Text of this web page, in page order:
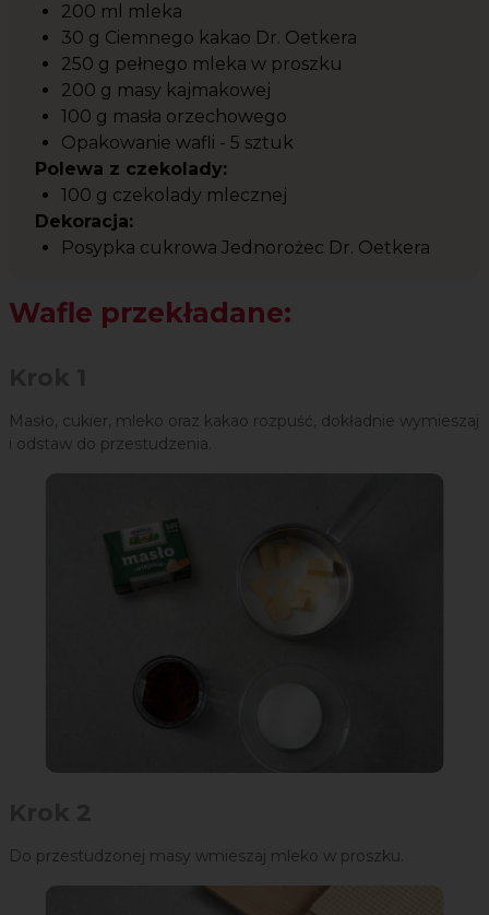
200 ml mleka
30 g Ciemnego kakao Dr. Oetkera
250 g pełnego mleka w proszku
200 g masy kajmakowej
100 g masła orzechowego
Opakowanie wafli - 5 sztuk
Polewa z czekolady:
100 g czekolady mlecznej
Dekoracja:
Posypka cukrowa Jednorożec Dr. Oetkera
Wafle przekładane:
Masło, cukier, mleko oraz kakao rozpuść, dokładnie wymieszaj
i odstaw do przestudzenia.
Do przestudzonej masy wmieszaj mleko w proszku.